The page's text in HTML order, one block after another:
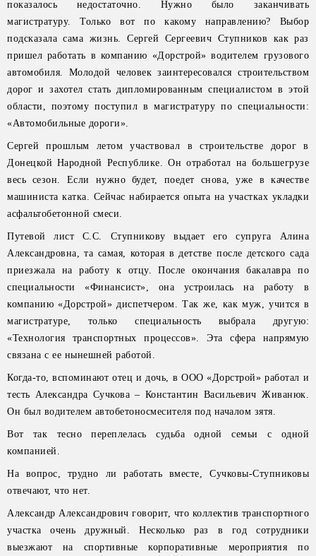
показалось недостаточно. Нужно было заканчивать
магистратуру. Только вот по какому направлению? Выбор
подсказала сама жизнь. Сергей Сергеевич Ступников как раз
пришел работать в компанию «Дорстрой» водителем грузового
автомобиля. Молодой человек заинтересовался строительством
дорог и захотел стать дипломированным специалистом в этой
области, поэтому поступил в магистратуру по специальности:
«Автомобильные дороги».
Сергей прошлым летом участвовал в строительстве дорог в
Донецкой Народной Республике. Он отработал на большегрузе
весь сезон. Если нужно будет, поедет снова, уже в качестве
машиниста катка. Сейчас набирается опыта на участках укладки
асфальтобетонной смеси.
Путевой лист С.С. Ступникову выдает его супруга Алина
Александровна, та самая, которая в детстве после детского сада
приезжала на работу к отцу. После окончания бакалавра по
специальности «Финансист», она устроилась на работу в
компанию «Дорстрой» диспетчером. Так же, как муж, учится в
магистратуре, только специальность выбрала другую:
«Технология транспортных процессов». Эта сфера напрямую
связана с ее нынешней работой.
Когда-то, вспоминают отец и дочь, в ООО «Дорстрой» работал и
тесть Александра Сучкова – Константин Васильевич Живанюк.
Он был водителем автобетоносмесителя под началом зятя.
Вот так тесно переплелась судьба одной семьи с одной
компанией.
На вопрос, трудно ли работать вместе, Сучковы-Ступниковы
отвечают, что нет.
Александр Александрович говорит, что коллектив транспортного
участка очень дружный. Несколько раз в год сотрудники
выезжают на спортивные корпоративные мероприятия по